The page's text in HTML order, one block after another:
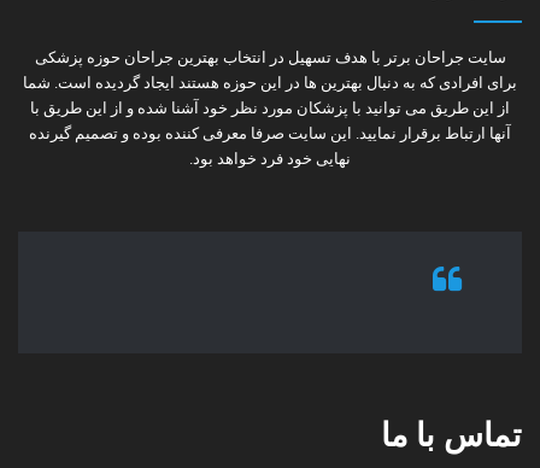
سایت جراحان برتر با هدف تسهیل در انتخاب بهترین جراحان حوزه پزشکی
برای افرادی که به دنبال بهترین ها در این حوزه هستند ایجاد گردیده است. شما
از این طریق می توانید با پزشکان مورد نظر خود آشنا شده و از این طریق با
آنها ارتباط برقرار نمایید. این سایت صرفا معرفی کننده بوده و تصمیم گیرنده
نهایی خود فرد خواهد بود.
تماس با ما